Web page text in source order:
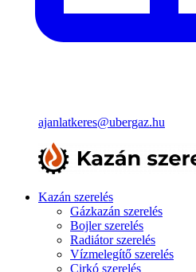
ajanlatkeres@ubergaz.hu
Kazán szerelés
Gázkazán szerelés
Bojler szerelés
Radiátor szerelés
Vízmelegítő szerelés
Cirkó szerelés